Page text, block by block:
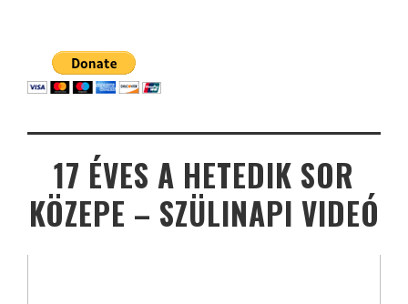
17 ÉVES A HETEDIK SOR
KÖZEPE – SZÜLINAPI VIDEÓ